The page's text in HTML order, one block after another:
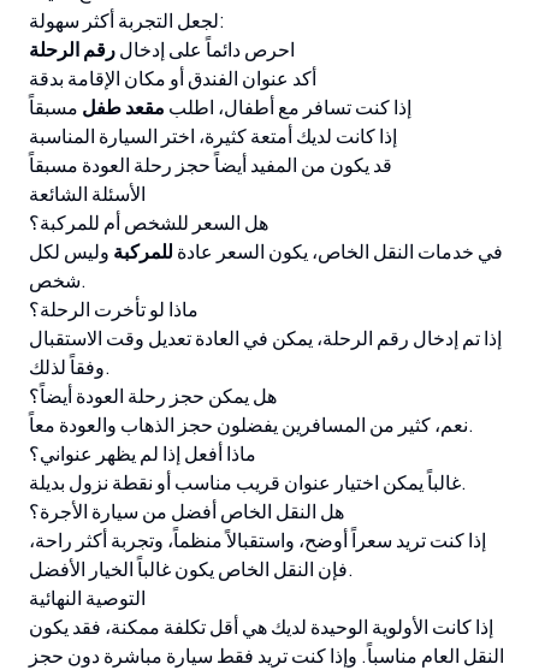
لجعل التجربة أكثر سهولة:
احرص دائماً على إدخالرقم الرحلة
أكد عنوان الفندق أو مكان الإقامة بدقة
إذا كنت تسافر مع أطفال، اطلب مقعد طفل مسبقاً
إذا كانت لديك أمتعة كثيرة، اختر السيارة المناسبة
قد يكون من المفيد أيضاً حجز رحلة العودة مسبقاً
الأسئلة الشائعة
هل السعر للشخص أم للمركبة؟
في خدمات النقل الخاص، يكون السعر عادة للمركبة وليس لكل
شخص.
ماذا لو تأخرت الرحلة؟
إذا تم إدخال رقم الرحلة، يمكن في العادة تعديل وقت الاستقبال
وفقاً لذلك.
هل يمكن حجز رحلة العودة أيضاً؟
نعم، كثير من المسافرين يفضلون حجز الذهاب والعودة معاً.
ماذا أفعل إذا لم يظهر عنواني؟
غالباً يمكن اختيار عنوان قريب مناسب أو نقطة نزول بديلة.
هل النقل الخاص أفضل من سيارة الأجرة؟
إذا كنت تريد سعراً أوضح، واستقبالاً منظماً، وتجربة أكثر راحة،
فإن النقل الخاص يكون غالباً الخيار الأفضل.
التوصية النهائية
إذا كانت الأولوية الوحيدة لديك هي أقل تكلفة ممكنة، فقد يكون
النقل العام مناسباً. وإذا كنت تريد فقط سيارة مباشرة دون حجز